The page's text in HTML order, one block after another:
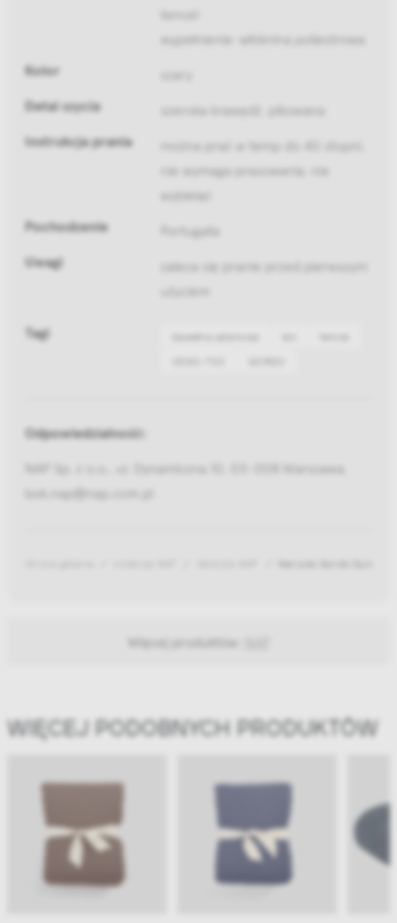
tencel
wypełnienie: włóknina poliestrowa
Kolor szary
Detal szycia szeroka krawędź, pikowana
Instrukcja prania
można prać w temp do 40 stopni,
nie wymaga prasowania, nie
wybielać
Pochodzenie Portugalia
Uwagi
zaleca się pranie przed pierwszym
użyciem
Tagi bawełna satynowa
tencel
Odpowiedzialność:
NAP Sp. z o.o., ul. Dynamiczna 10, 03-008 Warszawa,
bok.nap@nap.com.pl
Więcej produktów:
WIĘCEJ PODOBNYCH PRODUKTÓW